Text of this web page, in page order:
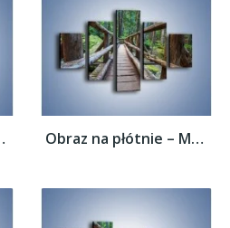
Obraz na płótnie – Mostek z drewnianych...